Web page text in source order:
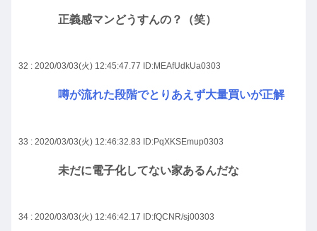
正義感マンどうすんの？（笑）
32 : 2020/03/03(火) 12:45:47.77 ID:MEAfUdkUa0303
噂が流れた段階でとりあえず大量買いが正解
33 : 2020/03/03(火) 12:46:32.83 ID:PqXKSEmup0303
未だに電子化してない家あるんだな
34 : 2020/03/03(火) 12:46:42.17 ID:fQCNR/sj00303